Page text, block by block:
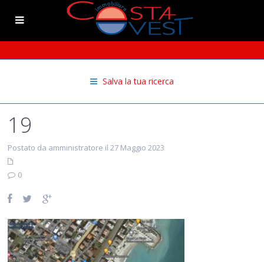
Salva la tua ricerca
19
Postato da amministratore il 27 Maggio 2023
0